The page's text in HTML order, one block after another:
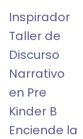
Inspirador
Taller de
Discurso
Narrativo
en Pre
Kinder B
Enciende la